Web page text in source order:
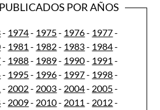
POR AÑOS
- 1974- 1975- 1976- 1977-
- 1981 - 1982- 1983- 1984-
- 1988- 1989- 1990- 1991 -
- 1995- 1996- 1997- 1998-
- 2002- 2003- 2004- 2005-
- 2009- 2010- 2011 - 2012-